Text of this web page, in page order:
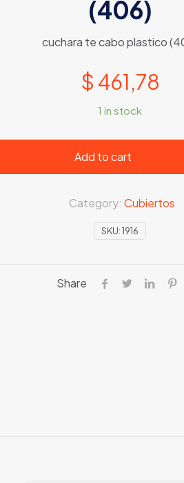
(406)
cuchara te cabo plastico
$ 461,78
1 in stock
Add to cart
SKU:1916
Category: Cubiertos
Share